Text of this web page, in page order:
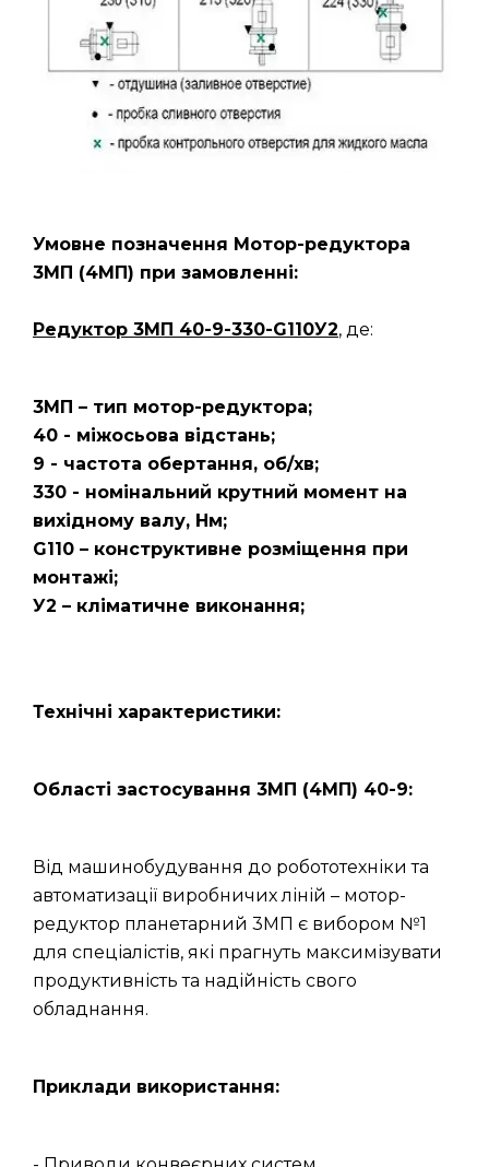
Умовне позначення Мотор-редуктора
3МП (4МП) при замовленні:
Редуктор 3МП 40-9-330-G110У2, де:
3МП – тип мотор-редуктора;
40 - міжосьова відстань;
9 - частота обертання, об/хв;
330 - номінальний крутний момент на
вихідному валу, Нм;
G110 – конструктивне розміщення при
монтажі;
У2 – кліматичне виконання;
Технічні характеристики:
Області застосування 3МП (4МП) 40-9:
Від машинобудування до робототехніки та
автоматизації виробничих ліній – мотор-
редуктор планетарний 3МП є вибором №1
для спеціалістів, які прагнуть максимізувати
продуктивність та надійність свого
обладнання.
Приклади використання: